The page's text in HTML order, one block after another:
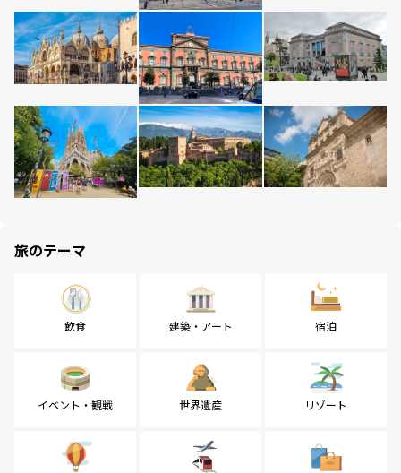
旅のテーマ
飲食 建築・アート 宿泊
イベント・観戦 世界遺産 リゾート